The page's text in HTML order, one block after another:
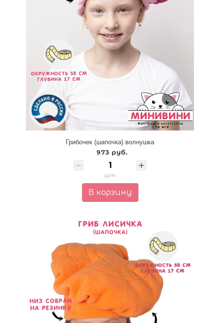
Грибочек (шапочка) волнушка
973 руб.
шт
В корзину